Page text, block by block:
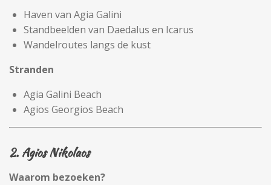
Haven van Agia Galini
Standbeelden van Daedalus en Icarus
Wandelroutes langs de kust
Stranden
Agia Galini Beach
Agios Georgios Beach
2. Agios Nikolaos
Waarom bezoeken?